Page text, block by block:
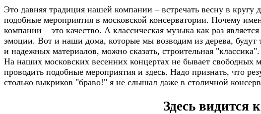
Это давняя традиция нашей компании – встречать весну в
подобные мероприятия в московской консерватории. Почему
компании – это качество. А классическая музыка как раз
эмоции. Вот и наши дома, которые мы возводим из дерева, будут
и надежных материалов, можно сказать, строительная "классика".
На наших московских весенних концертах не бывает
проводить подобные мероприятия и здесь. Надо признать, что
столько выкриков "браво!" я не слышал даже в столичной
Здесь видится